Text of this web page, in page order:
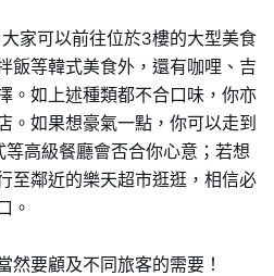
家可以前往位於3樓的大型美食
飯等韓式美食外，還有咖哩、吉
。如上述種類都不合口味，你亦
。如果想豪氣一點，你可以走到
高級餐廳會否合你心意；若想
至鄰近的樂天超市逛逛，相信必
。
然要顧及不同旅客的需要！